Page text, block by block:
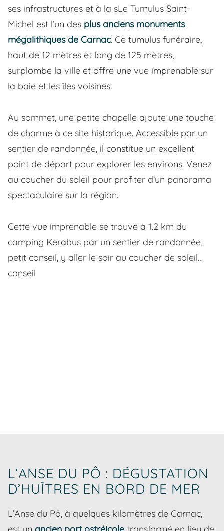
ses infrastructures et à la sLe Tumulus Saint-
Michel est l’un des plus anciens monuments
mégalithiques de Carnac. Ce tumulus funéraire,
haut de 12 mètres et long de 125 mètres,
surplombe la ville et offre une vue imprenable sur
la baie et les îles voisines.
Au sommet, une petite chapelle ajoute une touche
de charme à ce site historique. Accessible par un
sentier de randonnée, il constitue un excellent
point de départ pour explorer les environs. Venez
au coucher du soleil pour profiter d’un panorama
spectaculaire sur la région.
Cette vue imprenable se trouve à 1.2 km du
camping Kerabus par un sentier de randonnée,
petit conseil, y aller le soir au coucher de soleil…
conseil
L’ANSE DU PÔ : DÉGUSTATION
D’HUÎTRES EN BORD DE MER
L’Anse du Pô, à quelques kilomètres de Carnac,